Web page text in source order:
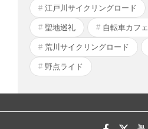
江戸川サイクリングロード
聖地巡礼 自転車カフェ
荒川サイクリングロード
野点ライド